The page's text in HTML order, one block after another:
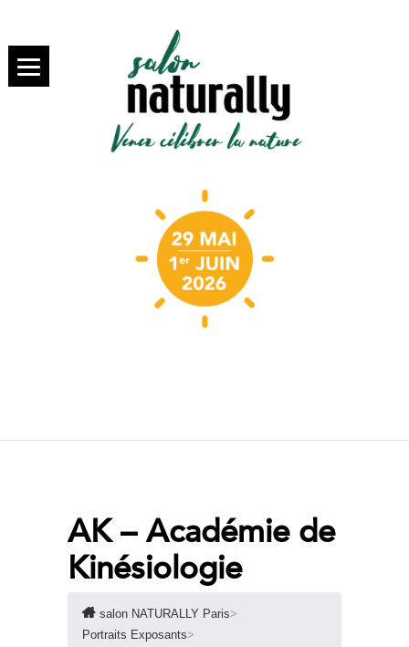
salon
NATURALLY
Paris
VENEZ SAVOURER LA BIO
AK – Académie de
Kinésiologie
salon NATURALLY Paris>
Portraits Exposants>